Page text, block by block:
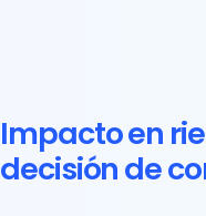
Impacto en
decisión de